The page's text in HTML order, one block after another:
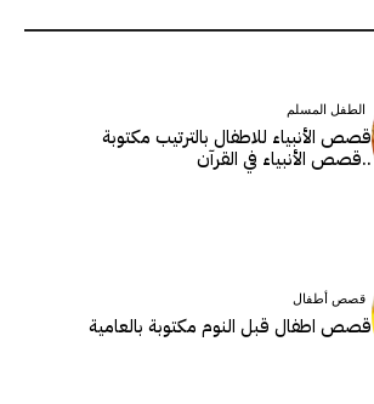
الطفل المسلم
قصص الأنبياء للاطفال بالترتيب مكتوبة
..قصص الأنبياء في القرآن
قصص أطفال
قصص اطفال قبل النوم مكتوبة بالعامية